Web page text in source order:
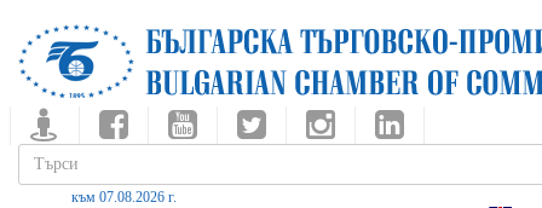
към 07.08.2026 г.